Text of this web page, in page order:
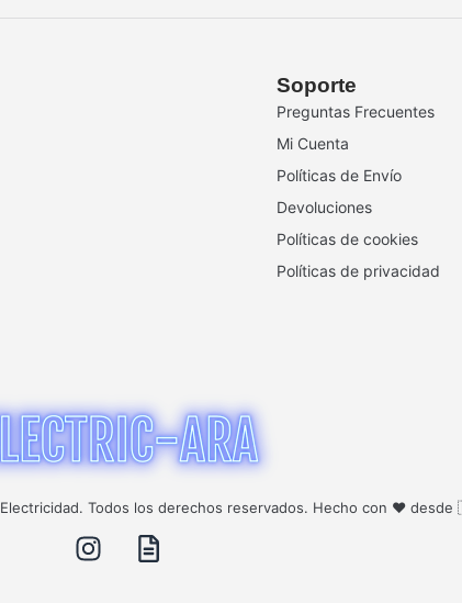
Soporte
Preguntas Frecuentes
Mi Cuenta
Políticas de Envío
Devoluciones
Políticas de cookies
Políticas de privacidad
Todos los derechos reservados. Hecho con ❤️